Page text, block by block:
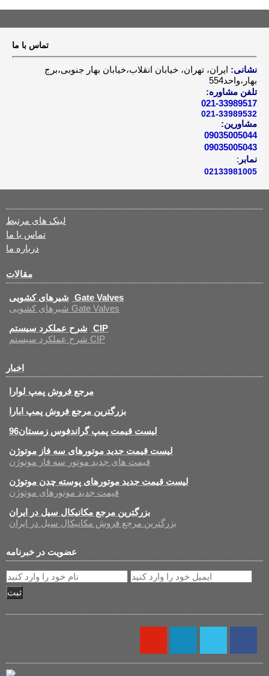
تماس با ما
نشانی: ایران، تهران، خیابان انقلاب،خیابان بهار جنوبی،برج
بهار،واحد554
تلفن مشاوره:
021-33989517
021-33989532
مشاورین:
09035005044
09035005043
نمابر :
02133981005
لینک های مرتبط
تماس با ما
درباره ما
مقالات
شیرهای کشویی Gate Valves
شیرهای کشویی Gate Valves
شرح عملکرد سیستم CIP
شرح عملکرد سیستم CIP
اخبار
مرجع فروش پمپ لوارا
بزرگترین مرجع فروش پمپ ابارا
لیست قیمت پمپ گراندفوس زمستان96
لیست قیمت جدید موتورهای سه فاز موتوژن
قیمت های جدید موتور سه فاز موتوژن
لیست قیمت جدید موتورهای پوسته چدن موتوژن
قیمت جدید موتورهای موتوژن
بزرگترین مرجع مکانیکال سیل در ایران
بزرگترین مرجع فروش مکانیکال سیل در ایران
عضویت در خبرنامه
ثبت